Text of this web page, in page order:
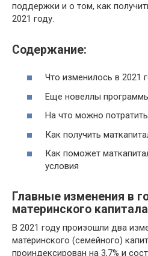
поддержки и о том, как
2021 году.
Содержание:
Что изменилось в 2021
Еще новеллы
На что можно
Как получить
Как поможет
условия
Главные изменения в
материнского
В 2021 году произошли два
материнского (семейного)
проиндексирован на 3,7% и